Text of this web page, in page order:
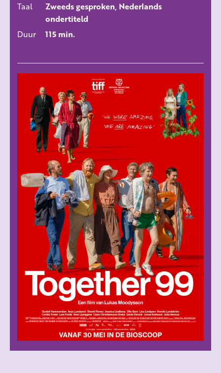
Taal
Zweeds gesproken, Nederlands
ondertiteld
Duur
115 min.